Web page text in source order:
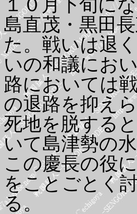
１０月下旬に
島直茂・黒田
た。戦いは退
いの和議にお
路においては
の退路を抑え
死地を脱する
いて島津勢の
この慶長の役
をことごとく
る。